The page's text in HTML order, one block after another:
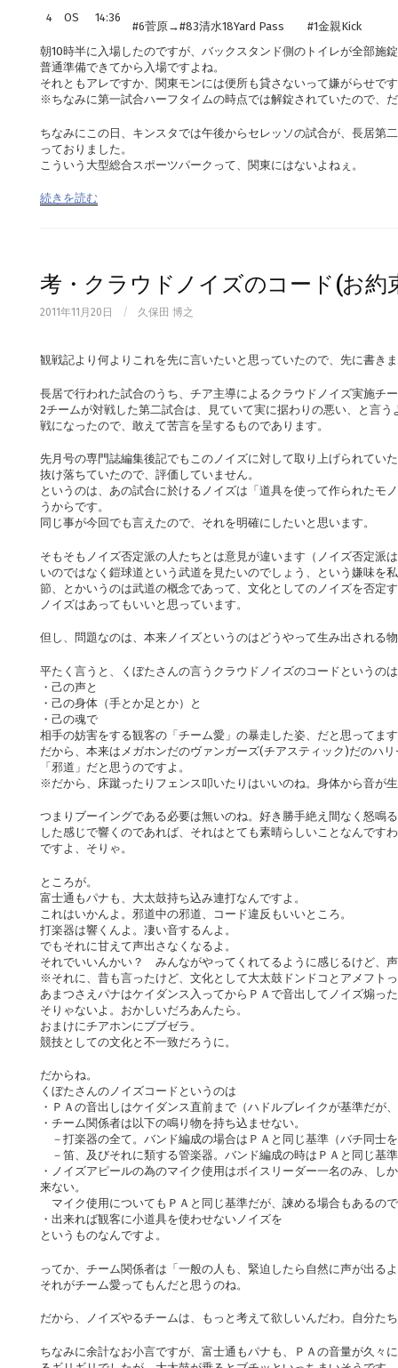
4
OS 14:36
#6菅原→#83清水18Yard Pass
#1金親Kick
朝10時半に入場したのですが、バックスタンド側のトイレが全部施
普通準備できてから入場ですよね。
それともアレですか、関東モンには便所も貸さないって嫌がらせで
※ちなみに第一試合ハーフタイムの時点では解錠されていたので、
ちなみにこの日、キンスタでは午後からセレッソの試合が、長居第
っておりました。
こういう大型総合スポーツパークって、関東にはないよねぇ。
続きを読む
考・クラウドノイズのコード(お約
2011年11月20日 / 久保田 博之
観戦記より何よりこれを先に言いたいと思っていたので、先に書き
長居で行われた試合のうち、チア主導によるクラウドノイズ実施チ
2チームが対戦した第二試合は、見ていて実に据わりの悪い、と言
戦になったので、敢えて苦言を呈するものであります。
先月号の専門誌編集後記でもこのノイズに対して取り上げられてい
抜け落ちていたので、評価していません。
というのは、あの試合に於けるノイズは「道具を使って作られたモ
うからです。
同じ事が今回でも言えたので、それを明確にしたいと思います。
そもそもノイズ否定派の人たちとは意見が違います（ノイズ否定派
いのではなく鎧球道という武道を見たいのでしょう、という嫌味を
節、とかいうのは武道の概念であって、文化としてのノイズを否定
ノイズはあってもいいと思っています。
但し、問題なのは、本来ノイズというのはどうやって生み出される
平たく言うと、くぼたさんの言うクラウドノイズのコードというのは
・己の声と
・己の身体（手とか足とか）と
・己の魂で
相手の妨害をする観客の「チーム愛」の暴走した姿、だと思ってま
だから、本来はメガホンだのヴァンガーズ(チアスティック)だのハ
「邪道」だと思うのですよ。
※だから、床蹴ったりフェンス叩いたりはいいのね。身体から音が
つまりブーイングである必要は無いのね。好き勝手絶え間なく怒鳴
した感じで響くのであれば、それはとても素晴らしいことなんです
ですよ、そりゃ。
ところが。
富士通もパナも、大太鼓持ち込み連打なんですよ。
これはいかんよ。邪道中の邪道、コード違反もいいところ。
打楽器は響くんよ。凄い音するんよ。
でもそれに甘えて声出さなくなるよ。
それでいいんかい？ みんながやってくれてるように感じるけど、
※それに、昔も言ったけど、文化として大太鼓ドンドコとアメフト
あまつさえパナはケイダンス入ってからＰＡで音出してノイズ煽っ
そりゃないよ。おかしいだろあんたら。
おまけにチアホンにブブゼラ。
競技としての文化と不一致だろうに。
だからね。
くぼたさんのノイズコードというのは
・ＰＡの音出しはケイダンス直前まで（ハドルブレイクが基準だが
・チーム関係者は以下の鳴り物を持ち込ませない。
－打楽器の全て。バンド編成の場合はＰＡと同じ基準（バチ同士
－笛、及びそれに類する管楽器。バンド編成の時はＰＡと同じ基準
・ノイズアピールの為のマイク使用はボイスリーダー一名のみ、し
来ない。
マイク使用についてもＰＡと同じ基準だが、諫める場合もあるの
・出来れば観客に小道具を使わせないノイズを
というものなんですよ。
ってか、チーム関係者は「一般の人も、緊迫したら自然に声が出る
それがチーム愛ってもんだと思うのね。
だから、ノイズやるチームは、もっと考えて欲しいんだわ。自分た
ちなみに余計なお小言ですが、富士通もパナも、ＰＡの音量が久々